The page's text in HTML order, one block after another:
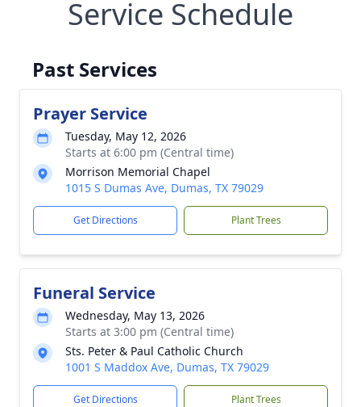
Service Schedule
Past Services
Prayer Service
Tuesday, May 12, 2026
Starts at 6:00 pm (Central time)
Morrison Memorial Chapel
1015 S Dumas Ave, Dumas, TX 79029
Get Directions Plant Trees
Funeral Service
Wednesday, May 13, 2026
Starts at 3:00 pm (Central time)
Sts. Peter & Paul Catholic Church
1001 S Maddox Ave, Dumas, TX 79029
Get Directions Plant Trees